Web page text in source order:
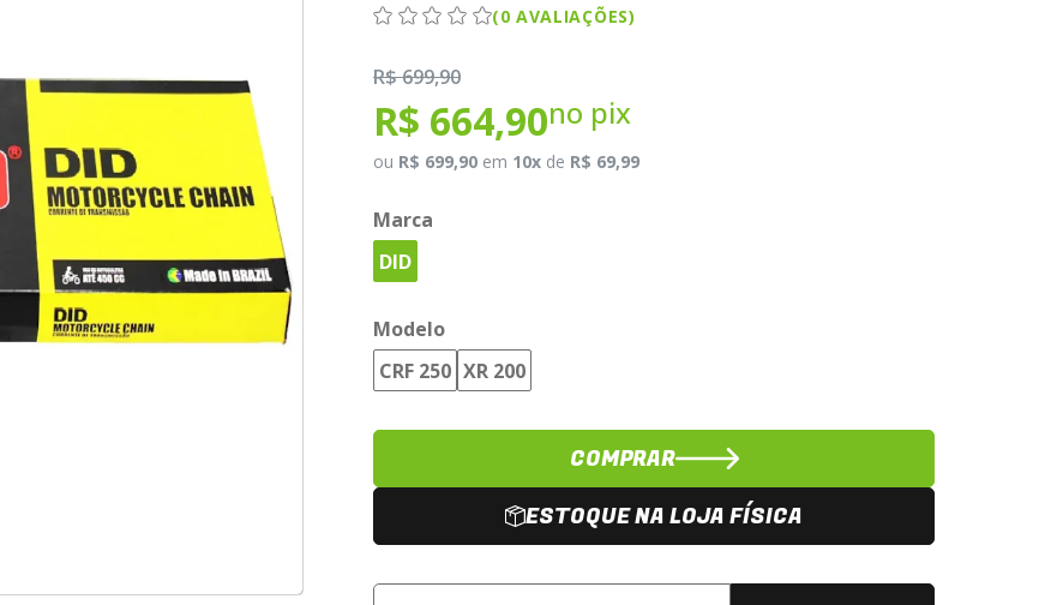
(0 AVALIAÇÕES)
R$ 699,90
R$ 664,90no pix
ou R$ 699,90 em 10x de R$ 69,99
Marca
DID
Modelo
CRF 250 XR 200
COMPRAR
ESTOQUE NA LOJA FÍSICA